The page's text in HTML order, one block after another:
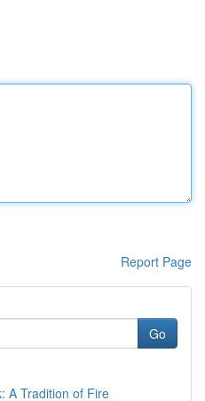
Report Page
Go
A Tradition of Fire